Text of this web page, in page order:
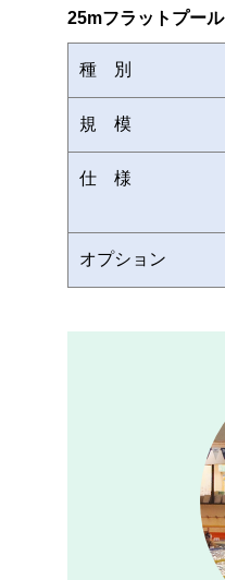
25mフラットプール
種 別
規 模
仕 様
オプション